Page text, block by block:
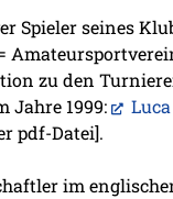
Spieler seines
zu den
Jahre 1999:
pdf-Datei].
im